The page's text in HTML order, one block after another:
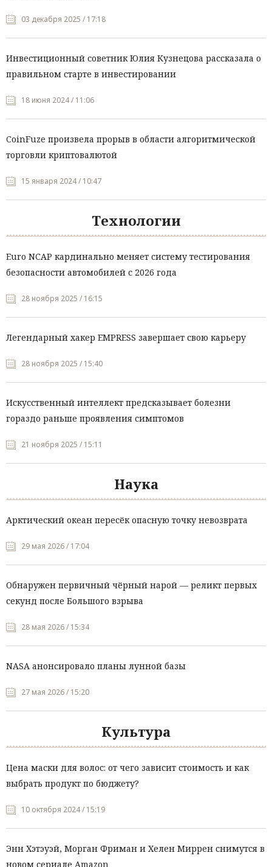
03 декабря 2025 / 17:18
Инвестиционный советник Юлия Кузнецова рассказала о
правильном старте в инвестировании
18 июня 2024 / 11:06
CoinFuze произвела прорыв в области алгоритмической
торговли криптовалютой
15 января 2024 / 10:47
Технологии
Euro NCAP кардинально меняет систему тестирования
безопасности автомобилей с 2026 года
28 ноября 2025 / 16:15
Легендарный хакер EMPRESS завершает свою карьеру
28 ноября 2025 / 15:40
Искусственный интеллект предсказывает болезни
гораздо раньше проявления симптомов
21 ноября 2025 / 15:11
Наука
Арктический океан пересёк опасную точку невозврата
29 мая 2026 / 17:04
Обнаружен первичный чёрный нарой — реликт первых
секунд после Большого взрыва
28 мая 2026 / 15:34
NASA анонсировало планы лунной базы
27 мая 2026 / 15:20
Культура
Цена маски для волос: от чего зависит стоимость и как
выбрать продукт по бюджету?
10 октября 2024 / 15:19
Энн Хэтэуэй, Морган Фриман и Хелен Миррен снимутся в
новом сериале Amazon